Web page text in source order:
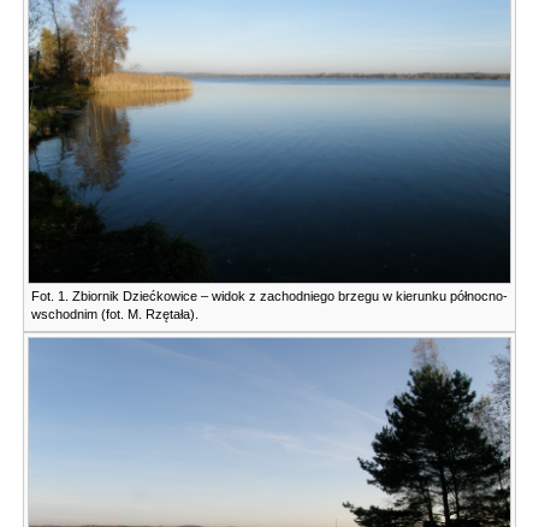
Fot. 1. Zbiornik Dziećkowice – widok z zachodniego brzegu w kierunku północno-
wschodnim (fot. M. Rzętała).